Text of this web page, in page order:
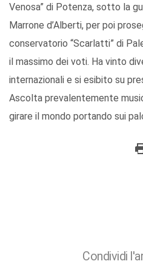
Venosa” di Potenza, sotto la
Marrone d’Alberti, per poi
conservatorio “Scarlatti” di
il massimo dei voti. Ha vinto
internazionali e si esibito su
Ascolta prevalentemente
girare il mondo portando sui
Condividi